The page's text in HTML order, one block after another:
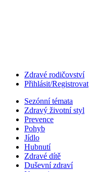
Zdravé rodičovství
Přihlásit/Registrovat
Sezónní témata
Zdravý životní styl
Prevence
Pohyb
Jídlo
Hubnutí
Zdravé dítě
Duševní zdraví